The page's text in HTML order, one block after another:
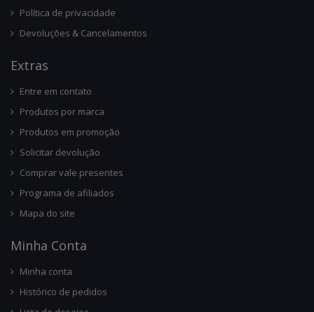
Política de privacidade
Devoluções & Cancelamentos
ExtRas
Entre em contato
Produtos por marca
Produtos em promoção
Solicitar devolução
Comprar vale presentes
Programa de afiliados
Mapa do site
Minha Conta
Minha conta
Histórico de pedidos